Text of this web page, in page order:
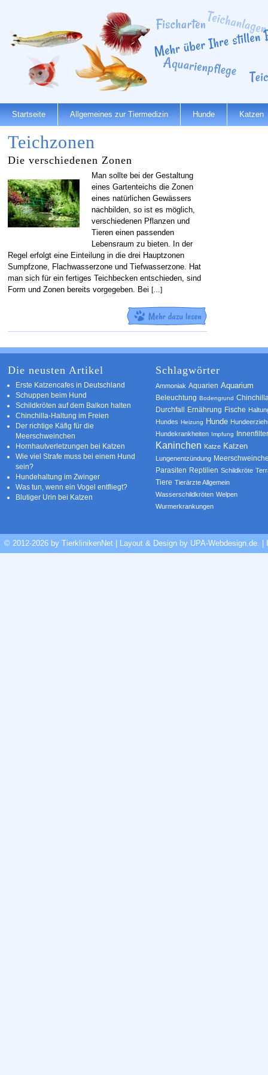
Startseite Allgemeines zur Tiermedizin Hunde Katzen
Teichzonen
Die verschiedenen Zonen
Man sollte bei der Gestaltung
eines Gartenteichs die Zonen
eines natürlichen Gewässers
nachbilden, so ist es möglich,
verschiedenen Pflanzen und
Tieren einen passenden
Lebensraum zu bieten. In der
Regel erfolgt eine Einteilung in die drei Hauptzonen
Sumpfzone, Flachwasserzone und Tiefwasserzone. Hat
man sich für ein fertiges Teichbecken entschieden, sind
Form und Zonen bereits vorgegeben. Bei […]
Die neusten Artikel
Erste Katzencafes in Deutschland
Schuppen beim Hund
Schildkröten auf dem Balkon halten
Chinchilla-Haltung im Freien
Der richtige Käfig für die
Meerschweinchen
Hornhautverletzungen bei Katzen
Wie viel Strafe muss bei einem Hund
sein?
Hundehaltung im Zwinger
Was tun, wenn ein Vogel entfliegt?
Blutiger Urin bei Katzen
Schlagwörter
Ammoniak Aquarien Aquarium
Beleuchtung Bodengrund
Durchfall Ernährung Fische
Hundes Heizung Hunde
Hundekrankheiten Impfung
Kaninchen Katze Katzen
Lungenentzündung
Parasiten Reptilien Schildkröte
Tiere Tierärzte Allgemein
Wasserschildkröten Welpen
Wurmerkrankungen
© 2012-2026 by TierklinikenNet | Layout & Design by UPA-Webdesign.de.